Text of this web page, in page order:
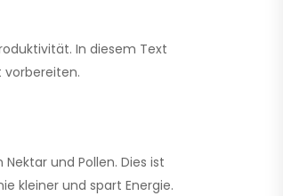
In diesem Text
vorbereiten.
und Pollen. Dies ist
kleiner und spart Energie.